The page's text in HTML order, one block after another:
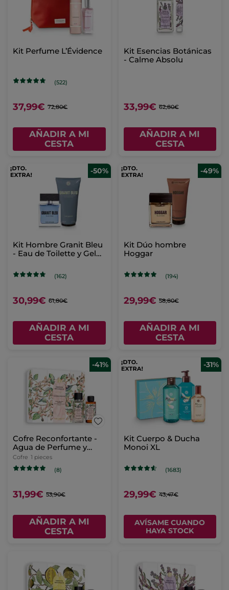
Kit Perfume L’Évidence
(522)
37,99€ 72,80€
AÑADIR A MI
CESTA
Kit Esencias Botánicas
- Calme Absolu
33,99€ 62,80€
AÑADIR A MI
CESTA
-50%
Kit Hombre Granit Bleu
- Eau de Toilette y Gel
(162)
30,99€ 61,80€
AÑADIR A MI
CESTA
-49%
Kit Dúo hombre
Hoggar
(194)
29,99€ 58,80€
AÑADIR A MI
CESTA
-41%
Cofre Reconfortante -
Agua de Perfume y
Aceite de Masaje -
Essences Botaniques
Cofre 1 pieces
(8)
31,99€ 53,90€
AÑADIR A MI
CESTA
-31%
Kit Cuerpo & Ducha
Monoi XL
(1683)
29,99€ 43,47€
AVÍSAME CUANDO
HAYA STOCK